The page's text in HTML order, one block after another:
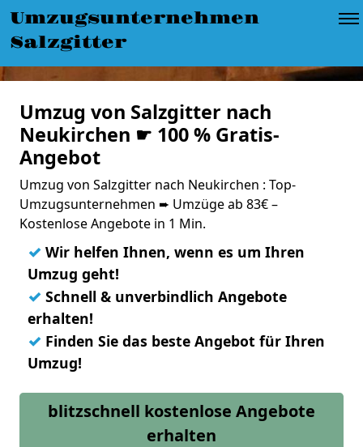
Umzugsunternehmen
Salzgitter
Umzug von Salzgitter nach
Neukirchen ☛ 100 % Gratis-
Angebot
Umzug von Salzgitter nach Neukirchen : Top-
Umzugsunternehmen ➨ Umzüge ab 83€ –
Kostenlose Angebote in 1 Min.
✓ Wir helfen Ihnen, wenn es um Ihren
Umzug geht!
✓ Schnell & unverbindlich Angebote
erhalten!
✓ Finden Sie das beste Angebot für Ihren
Umzug!
blitzschnell kostenlose Angebote
erhalten